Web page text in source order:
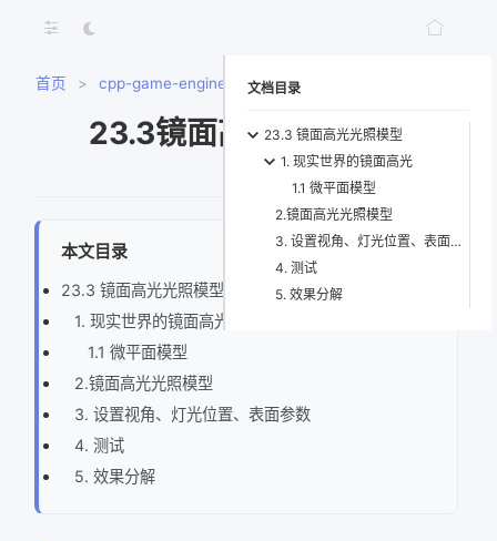
首页 > cpp-game-engine-book > 23.3镜面高光光照模型
23.3镜面高光光照模型
本文目录
23.3 镜面高光光照模型
1. 现实世界的镜面高光
1.1 微平面模型
2.镜面高光光照模型
3. 设置视角、灯光位置、表面参数
4. 测试
5. 效果分解
文档目录
23.3 镜面高光光照模型
1. 现实世界的镜面高光
1.1 微平面模型
2.镜面高光光照模型
3. 设置视角、灯光位置、表面参数
4. 测试
5. 效果分解